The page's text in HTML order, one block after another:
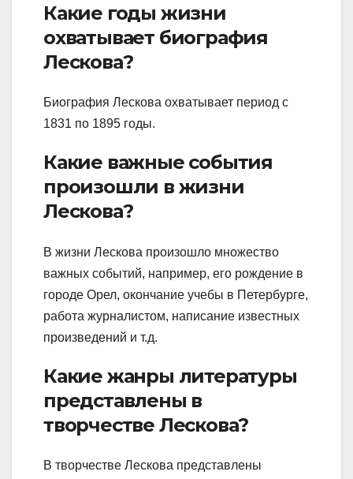
Какие годы жизни
охватывает биография
Лескова?
Биография Лескова охватывает период с
1831 по 1895 годы.
Какие важные события
произошли в жизни
Лескова?
В жизни Лескова произошло множество
важных событий, например, его рождение в
городе Орел, окончание учебы в Петербурге,
работа журналистом, написание известных
произведений и т.д.
Какие жанры литературы
представлены в
творчестве Лескова?
В творчестве Лескова представлены